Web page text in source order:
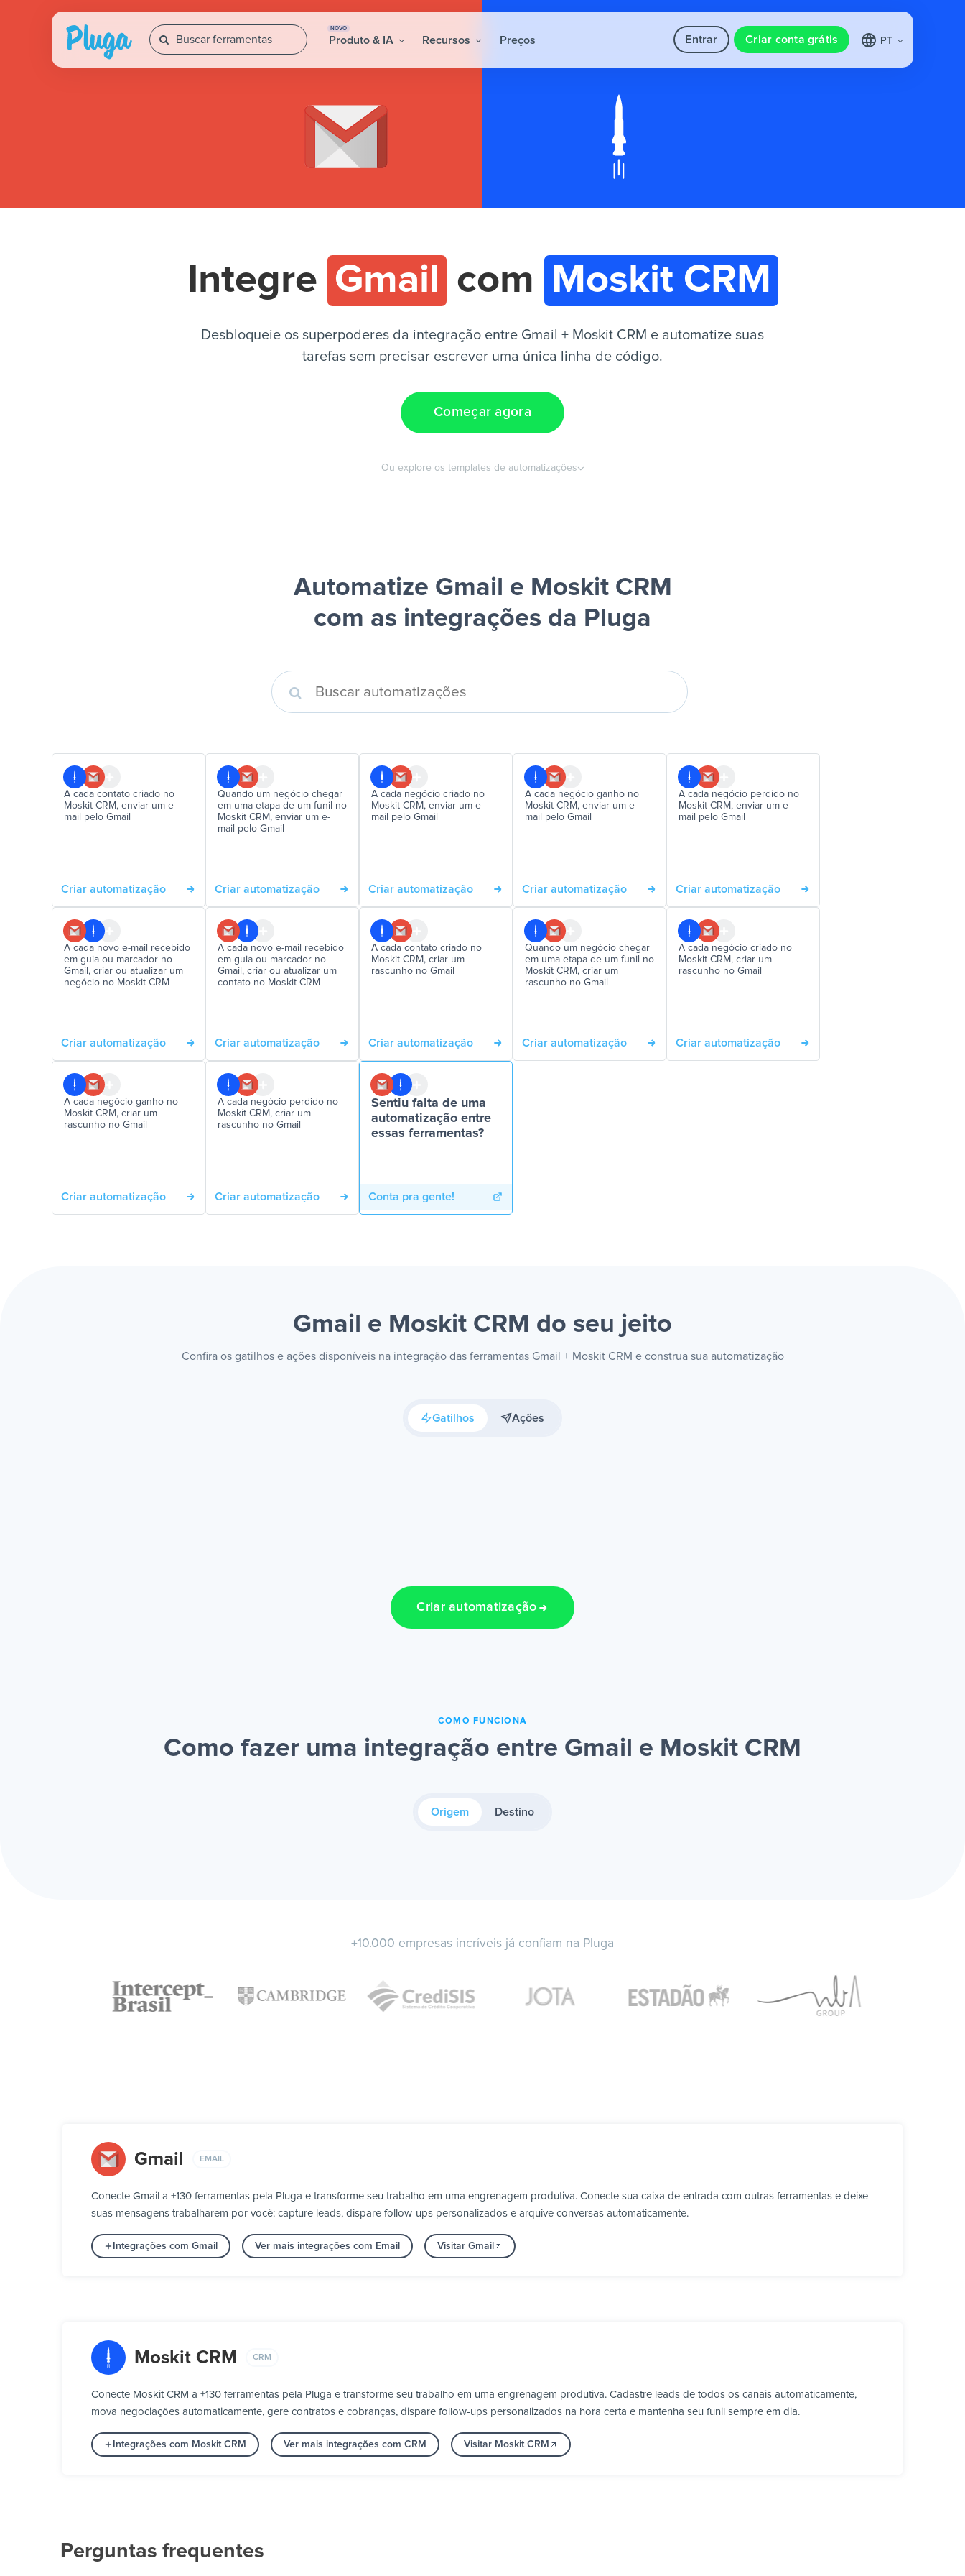
NOVO
Produto & IA Recursos Preços Entrar Criar conta grátis PT
Integre Gmail com Moskit CRM
Desbloqueie os superpoderes da integração entre Gmail + Moskit CRM e automatize suas
tarefas sem precisar escrever uma única linha de código.
Começar agora
Ou explore os templates de automatizações
Automatize Gmail e Moskit CRM
com as integrações da Pluga
A cada contato criado no
Moskit CRM, enviar um e-
mail pelo Gmail
Criar automatização
Quando um negócio chegar
em uma etapa de um funil no
Moskit CRM, enviar um e-
mail pelo Gmail
Criar automatização
A cada negócio criado no
Moskit CRM, enviar um e-
mail pelo Gmail
Criar automatização
A cada negócio ganho no
Moskit CRM, enviar um e-
mail pelo Gmail
Criar automatização
A cada negócio perdido no
Moskit CRM, enviar um e-
mail pelo Gmail
Criar automatização
A cada novo e-mail recebido
em guia ou marcador no
Gmail, criar ou atualizar um
negócio no Moskit CRM
Criar automatização
A cada novo e-mail recebido
em guia ou marcador no
Gmail, criar ou atualizar um
contato no Moskit CRM
Criar automatização
A cada contato criado no
Moskit CRM, criar um
rascunho no Gmail
Criar automatização
Quando um negócio chegar
em uma etapa de um funil no
Moskit CRM, criar um
rascunho no Gmail
Criar automatização
A cada negócio criado no
Moskit CRM, criar um
rascunho no Gmail
Criar automatização
A cada negócio ganho no
Moskit CRM, criar um
rascunho no Gmail
Criar automatização
A cada negócio perdido no
Moskit CRM, criar um
rascunho no Gmail
Criar automatização
Sentiu falta de uma
automatização entre
essas ferramentas?
Conta pra gente!
Gmail e Moskit CRM do seu jeito
Confira os gatilhos e ações disponíveis na integração das ferramentas Gmail + Moskit CRM e construa sua automatização
Gatilhos Ações
Criar automatização
COMO FUNCIONA
Como fazer uma integração entre Gmail e Moskit CRM
Origem Destino
+10.000 empresas incríveis já confiam na Pluga
Gmail EMAIL
Conecte Gmail a +130 ferramentas pela Pluga e transforme seu trabalho em uma engrenagem produtiva. Conecte sua caixa de entrada com outras ferramentas e deixe
suas mensagens trabalharem por você: capture leads, dispare follow-ups personalizados e arquive conversas automaticamente.
Integrações com Gmail Ver mais integrações com Email Visitar Gmail
Moskit CRM CRM
Conecte Moskit CRM a +130 ferramentas pela Pluga e transforme seu trabalho em uma engrenagem produtiva. Cadastre leads de todos os canais automaticamente,
mova negociações automaticamente, gere contratos e cobranças, dispare follow-ups personalizados na hora certa e mantenha seu funil sempre em dia.
Integrações com Moskit CRM Ver mais integrações com CRM Visitar Moskit CRM
Perguntas frequentes